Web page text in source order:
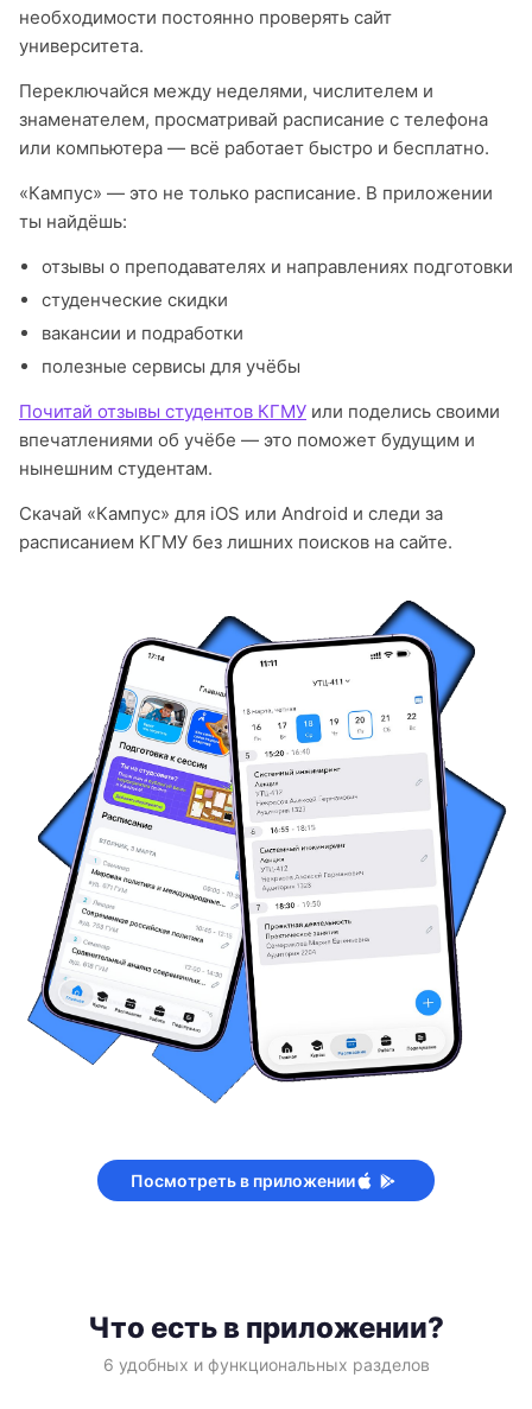
необходимости постоянно проверять сайт
университета.
Переключайся между неделями, числителем и
знаменателем, просматривай расписание с телефона
или компьютера — всё работает быстро и бесплатно.
«Кампус» — это не только расписание. В приложении
ты найдёшь:
отзывы о преподавателях и направлениях подготовки
студенческие скидки
вакансии и подработки
полезные сервисы для учёбы
Почитай отзывы студентов КГМУ или поделись своими
впечатлениями об учёбе — это поможет будущим и
нынешним студентам.
Скачай «Кампус» для iOS или Android и следи за
расписанием КГМУ без лишних поисков на сайте.
Посмотреть в приложении
Что есть в приложении?
6 удобных и функциональных разделов